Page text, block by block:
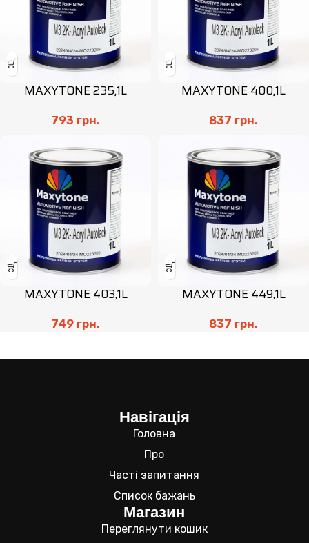
MAXYTONE 235,1L
793 грн.
MAXYTONE 400,1L
837 грн.
MAXYTONE 403,1L
749 грн.
MAXYTONE 449,1L
837 грн.
Навігація
Головна
Про
Часті запитання
Список бажань
Магазин
Переглянути кошик